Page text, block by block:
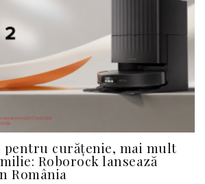
curățenie, mai mult
Roborock lansează
România